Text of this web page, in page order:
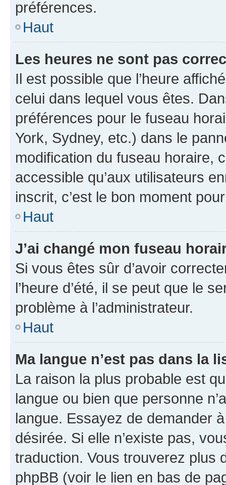
préférences.
Haut
Les heures ne sont pas
Il est possible que l’heure
celui dans lequel vous êtes.
préférences pour le fuseau
York, Sydney, etc.) dans le
modification du fuseau horaire,
accessible qu’aux utilisateurs
inscrit, c’est le bon moment
Haut
J’ai changé mon fuseau
Si vous êtes sûr d’avoir
l’heure d’été, il se peut que le
problème à l’administrateur.
Haut
Ma langue n’est pas dans la
La raison la plus probable est
langue ou bien que personne
langue. Essayez de demander
désirée. Si elle n’existe pas,
traduction. Vous trouverez plus
phpBB (voir le lien en bas de